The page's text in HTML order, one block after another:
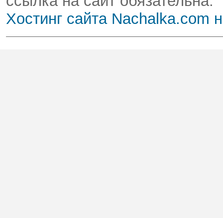
Хостинг сайта Nachalka.com